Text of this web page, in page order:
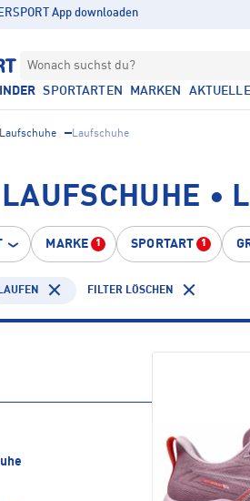
App downloaden
Wonach suchst du?
SPORTARTEN MARKEN
Laufschuhe
•
MARKE 1 SPORTART 1
LAUFEN FILTER LÖSCHEN